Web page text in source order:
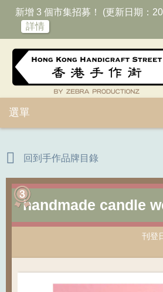
新增 3 個市集招募！ (更新日期：
詳情
選單
回到手作品牌目錄
handmade candle
刊登